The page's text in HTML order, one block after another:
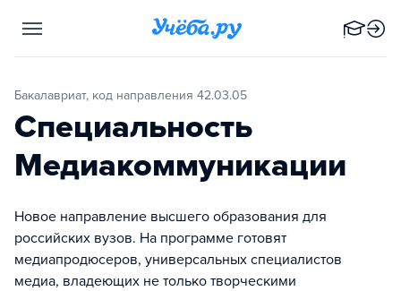
Бакалавриат, код направления 42.03.05
Специальность
Медиакоммуникации
Новое направление высшего образования для
российских вузов. На программе готовят
медиапродюсеров, универсальных специалистов
медиа, владеющих не только творческими